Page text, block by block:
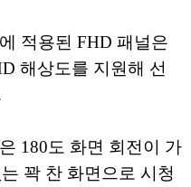
적용된 FHD 패널은
해상도를 지원해 선
180도 화면 회전이 가
꽉 찬 화면으로 시청